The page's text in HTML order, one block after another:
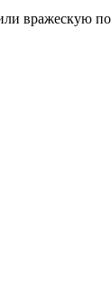
вражескую